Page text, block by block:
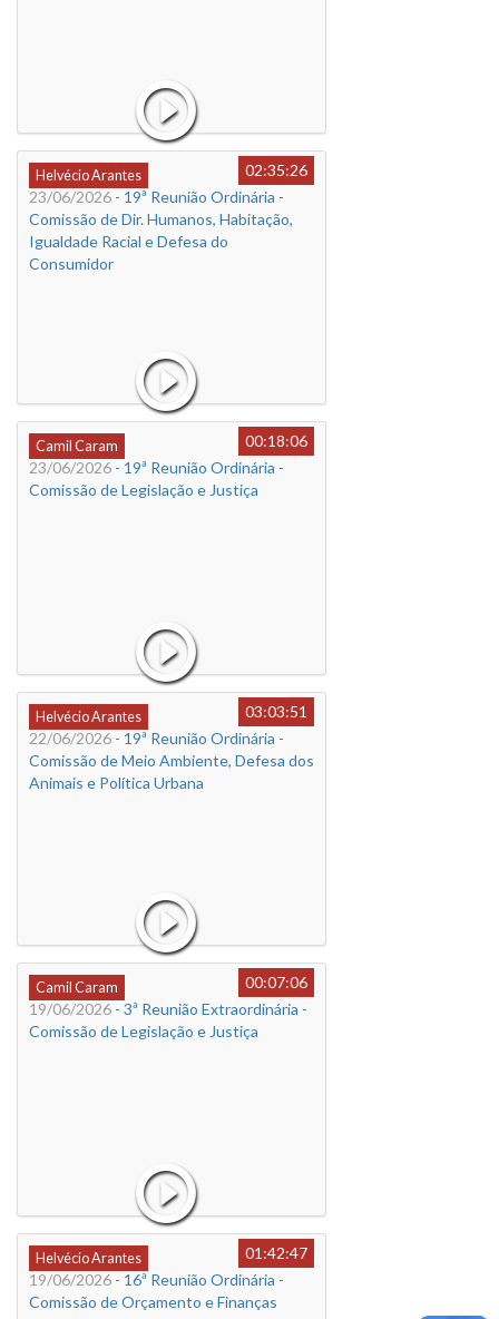
Helvécio Arantes
02:35:26
23/06/2026 - 19ª Reunião Ordinária -
Comissão de Dir. Humanos, Habitação,
Igualdade Racial e Defesa do
Consumidor
Camil Caram
00:18:06
23/06/2026 - 19ª Reunião Ordinária -
Comissão de Legislação e Justiça
Helvécio Arantes
03:03:51
22/06/2026 - 19ª Reunião Ordinária -
Comissão de Meio Ambiente, Defesa dos
Animais e Política Urbana
Camil Caram
00:07:06
19/06/2026 - 3ª Reunião Extraordinária -
Comissão de Legislação e Justiça
Helvécio Arantes
01:42:47
19/06/2026 - 16ª Reunião Ordinária -
Comissão de Orçamento e Finanças